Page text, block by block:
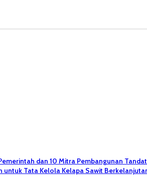
dan 10 Mitra Pembangunan
untuk Tata Kelola Kelapa Sawit